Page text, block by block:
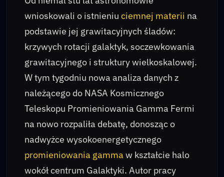
wnioskowali o istnieniu ciemnej materii na
podstawie jej grawitacyjnych śladów:
krzywych rotacji galaktyk, soczewkowania
grawitacyjnego i struktury wielkoskalowej.
W tym tygodniu nowa analiza danych z
należącego do NASA Kosmicznego
Teleskopu Promieniowania Gamma Fermi
na nowo rozpaliła debatę, donosząc o
nadwyżce wysokoenergetycznego
promieniowania gamma w kształcie halo
wokół centrum Galaktyki. Autor pracy